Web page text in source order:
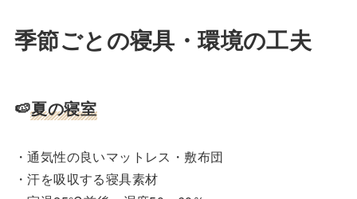
季節ごとの寝具・環境の工夫
🍉夏の寝室
・通気性の良いマットレス・敷布団
・汗を吸収する寝具素材